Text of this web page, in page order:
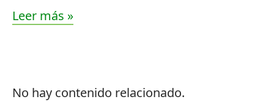
Leer más »
No hay contenido relacionado.